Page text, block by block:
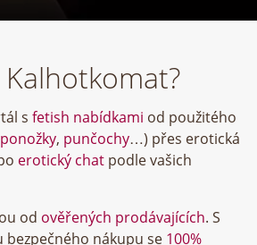
Kalhotkomat?
s fetish nabídkami od použitého
ponožky, punčochy…) přes erotická
erotický chat podle vašich
od ověřených prodávajících. S
bezpečného nákupu se 100%